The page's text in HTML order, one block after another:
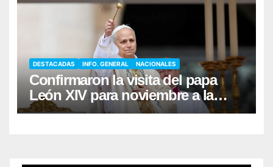
DESTACADAS INFO. GENERAL NACIONALES
Confirmaron la visita del papa
León XIV para noviembre a la
Argentina